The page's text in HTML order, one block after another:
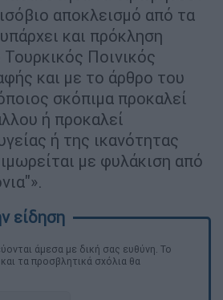
αποκλεισμό από τα
και πρόκληση
Ποινικός
και με το άρθρο του
σκόπιμα προκαλεί
ή προκαλεί
ή της ικανότητας
με φυλάκιση από
άμεσα με δική σας ευθύνη. Το
τα προσβλητικά σχόλια θα